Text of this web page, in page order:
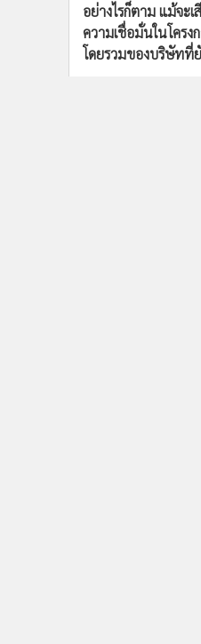
อย่างไรก็ตาม แม้จะ
ความเชื่อมั่นในโคร
โดยรวมของบริษัทที่